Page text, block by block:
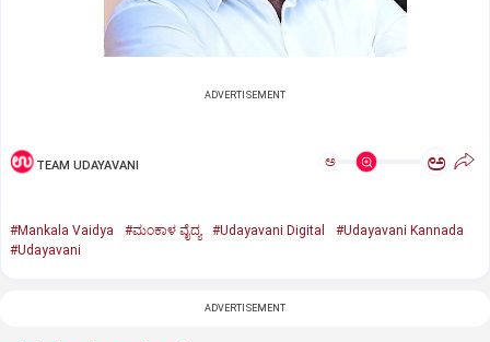
ADVERTISEMENT
TEAM UDAYAVANI ಅ ಅ
#Mankala Vaidya #ಮಂಕಾಳ ವೈದ್ಯ #Udayavani Digital
#Udayavani Kannada
#Udayavani
ADVERTISEMENT